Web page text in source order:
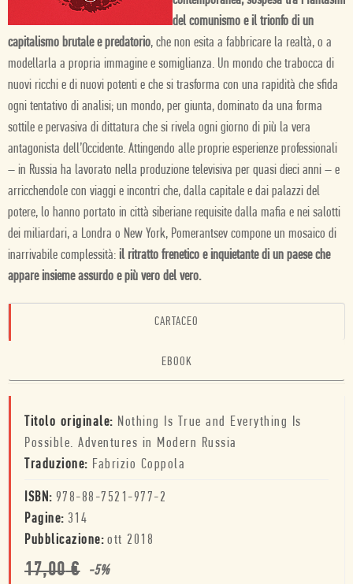
del comunismo e il trionfo di un
capitalismo brutale e predatorio, che non esita a fabbricare la realtà, o a
modellarla a propria immagine e somiglianza. Un mondo che trabocca di
nuovi ricchi e di nuovi potenti e che si trasforma con una rapidità che sfida
ogni tentativo di analisi; un mondo, per giunta, dominato da una forma
sottile e pervasiva di dittatura che si rivela ogni giorno di più la vera
antagonista dell’Occidente. Attingendo alle proprie esperienze professionali
– in Russia ha lavorato nella produzione televisiva per quasi dieci anni – e
arricchendole con viaggi e incontri che, dalla capitale e dai palazzi del
potere, lo hanno portato in città siberiane requisite dalla mafia e nei salotti
dei miliardari, a Londra o New York, Pomerantsev compone un mosaico di
inarrivabile complessità: il ritratto frenetico e inquietante di un paese che
appare insieme assurdo e più vero del vero.
CARTACEO
EBOOK
Titolo originale: Nothing Is True and Everything Is
Possible. Adventures in Modern Russia
Traduzione: Fabrizio Coppola
ISBN: 978-88-7521-977-2
Pagine: 314
Pubblicazione: ott 2018
17,00€ -5%